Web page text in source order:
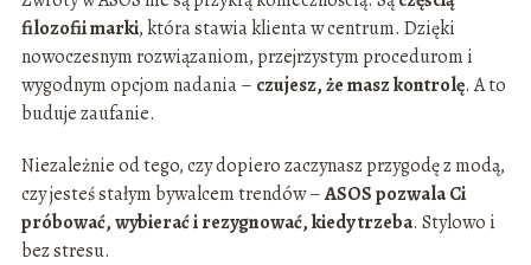
filozofii marki, która stawia klienta w centrum. Dzięki
nowoczesnym rozwiązaniom, przejrzystym procedurom i
wygodnym opcjom nadania – czujesz, że masz kontrolę. A to
buduje zaufanie.
Niezależnie od tego, czy dopiero zaczynasz przygodę z modą,
czy jesteś stałym bywalcem trendów –ASOS pozwala Ci
próbować, wybierać i rezygnować, kiedy trzeba. Stylowo i
bez stresu.